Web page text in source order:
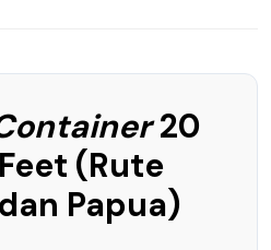
20
(Rute
Papua)